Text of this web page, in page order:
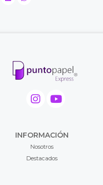
INFORMACIÓN
Nosotros
Destacados